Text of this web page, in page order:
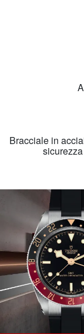
Bracciale in